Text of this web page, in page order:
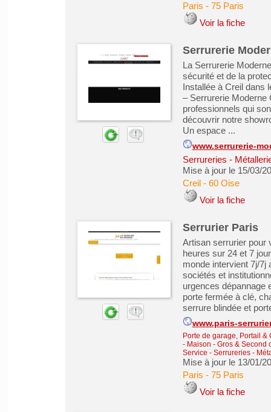
Paris - 75 Paris
Voir la fiche
Serrurerie
La Serrurerie
sécurité et de la
Installée à Creil dans
– Serrurerie Moderne
professionnels qui
découvrir notre
Un espace ...
www.serrurerie-
Serrureries -
Mise à jour le 15/03/
Creil- 60 Oise
Voir la fiche
Serrurier Paris
Artisan serrurier pour
heures sur 24 et 7
monde intervient 7j/
sociétés et
urgences dépannage
porte fermée à clé,
serrure blindée et
www.paris-
Porte de garage, Portail &
- Maison - Gros & Second
Service - Serrureries -
Mise à jour le 13/01/
Paris - 75 Paris
Voir la fiche